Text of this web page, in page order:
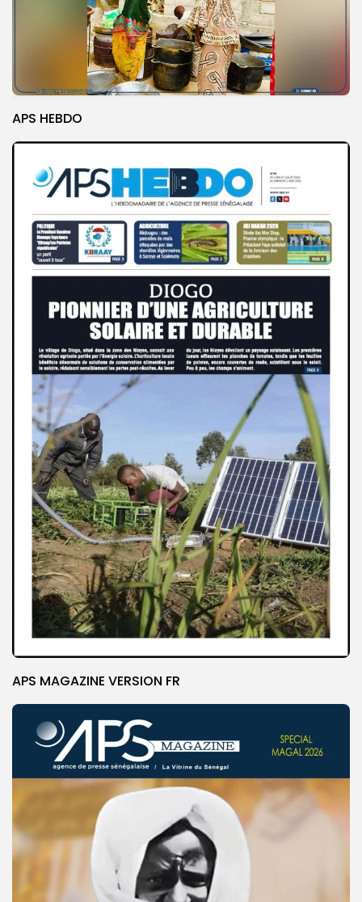
APS HEBDO
APS MAGAZINE VERSION FR